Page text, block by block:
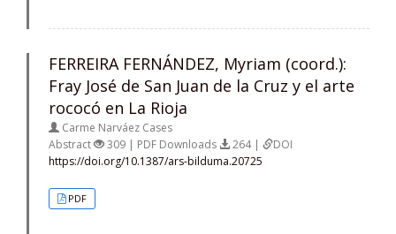
FERREIRA FERNÁNDEZ, Myriam (coord.):
Fray José de San Juan de la Cruz y el arte
rococó en La Rioja
Carme Narváez Cases
Abstract
309 | PDF Downloads 264 |
DOI
https://doi.org/10.1387/ars-bilduma.20725
PDF